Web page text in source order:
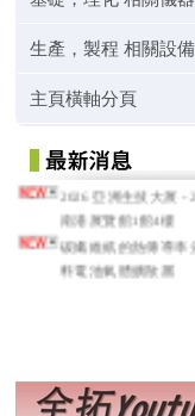
生產，製程 相關設備
主頁橫軸分頁
2026 亞洲生技大展 -
南港展覽館1館4樓
碳纖維紙的熱傳導率
料電池氣體擴散層